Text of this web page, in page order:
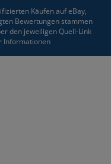
Käufen auf eBay,
Bewertungen stammen
den jeweiligen Quell-Link
Informationen